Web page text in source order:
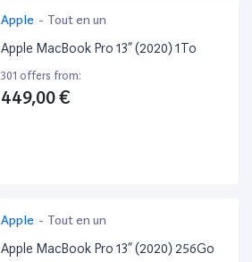
Apple - Tout en un
Apple MacBook Pro 13” (2020) 1To
301 offers from:
449,00 €
Apple - Tout en un
Apple MacBook Pro 13” (2020) 256Go